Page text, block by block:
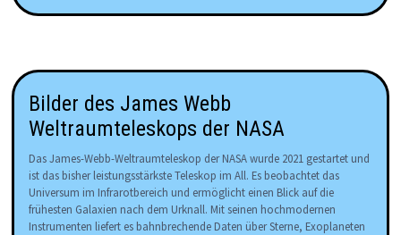
Bilder des James Webb
Weltraumteleskops der NASA
Das James-Webb-Weltraumteleskop der NASA wurde 2021 gestartet und
ist das bisher leistungsstärkste Teleskop im All. Es beobachtet das
Universum im Infrarotbereich und ermöglicht einen Blick auf die
frühesten Galaxien nach dem Urknall. Mit seinen hochmodernen
Instrumenten liefert es bahnbrechende Daten über Sterne, Exoplaneten